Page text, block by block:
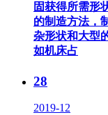
固获得所需形
的制造方法，
杂形状和大型
如机床占
28
2019-12